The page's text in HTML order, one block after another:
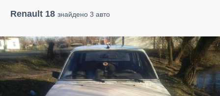
Renault 18 знайдено 3 авто